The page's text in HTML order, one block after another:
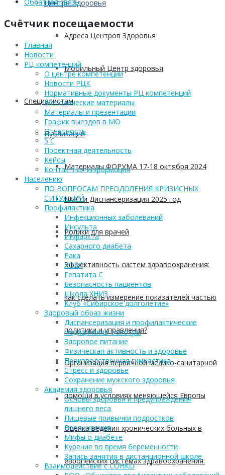
Центры Здоровья
Адреса Центров Здоровья
Мобильный Центр здоровья
Cпециалистам
Публикации
Материалы ФОРУМА 17-18 октября 2024
ПМО и Диспансеризация 2025 год
Ролики для врачей
Эффективность систем здравоохранения:
как сделать измерение показателей частью
политики и управления?
Организация первичной медико-санитарной
помощи в условиях меняющейся Европы
Оценка ведения хронических больных в
европейских системах здравоохранения:
Счётчик посещаемости
Главная
Новости
РЦ компетенций
О центре компетенций
Новости РЦК
Нормативные документы РЦ компетенций
Методические материалы
Материалы и презентации
График выездов в МО
Отчетность
5 С
Проектная деятельность
Кейсы
Контактная информация
Населению
ПО ВОПРОСАМ ПРЕОДОЛЕНИЯ КРИЗИСНЫХ
СИТУАЦИЙ
Профилактика
Инфекционных заболеваний
Инсульта
Инфаркта
Сахарного диабета
Рака
ХОБЛ
Гепатита С
Безопасность пациентов
Школа ХНИЗ
Клуб «Сибирское долголетие»
Здоровый образ жизни
Диспансеризация и профилактические
медицинские осмотры
Здоровое питание
Физическая активность и здоровье
Производственная гимнастика
Стресс и здоровье
Сохранение мужского здоровья
Академия здоровья
Основы здоровья и предупреждения
лишнего веса
Пищевые привычки подростков
Вред курения
Мифы о диабете
Курение во время беременности
Запись занятия в дистанционной школе
Взаимодействие с СОНКО